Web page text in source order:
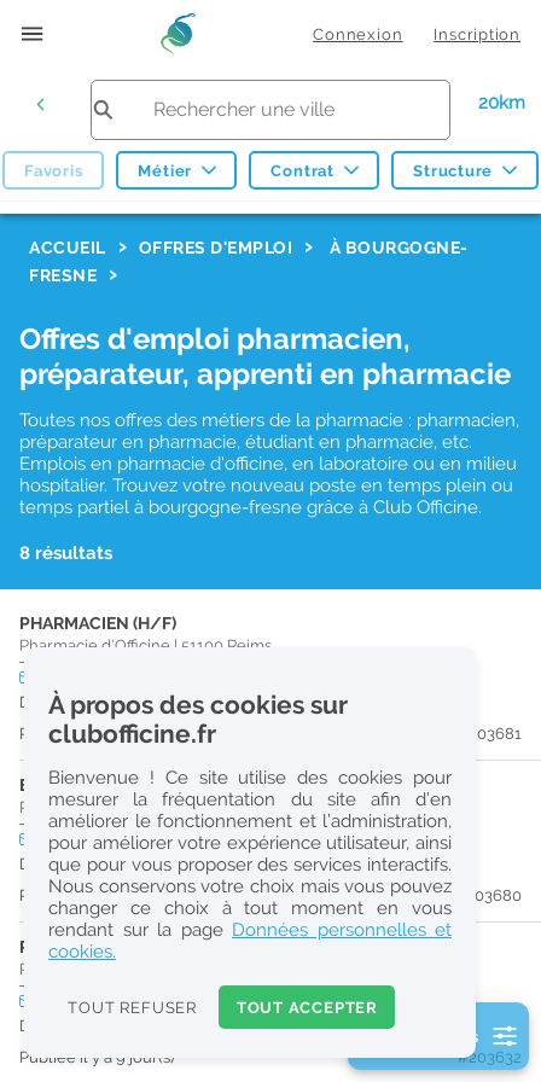
Connexion Inscription
20km
Favoris Métier Contrat Structure
Réinitialiser
2
0
k
Consulter les offres de la France d'outre-mer
ACCUEIL OFFRES D'EMPLOI
À BOURGOGNE-
FRESNE
Offres d'emploi pharmacien,
préparateur, apprenti en pharmacie
Toutes nos offres des métiers de la pharmacie : pharmacien,
préparateur en pharmacie, étudiant en pharmacie, etc.
Emplois en pharmacie d'officine, en laboratoire ou en milieu
hospitalier. Trouvez votre nouveau poste en temps plein ou
temps partiel à bourgogne-fresne grâce à Club Officine.
8 résultats
PHARMACIEN (H/F)
Pharmacie d'Officine | 51100 Reims
Du 31/08/26 au 30/12/26
Publiée il y a 8 jour(s)
#203681
ETUDIANT EN PHARMACIE 6E ANNÉE VALIDÉE (H/F)
Pharmacie d'Officine|51100Reims
CDDtemps partiel
Du 31/08/26 au 30/12/26
Publiée il y a 8 jour(s)
#203680
PRÉPARATEUR EN PHARMACIE (H/F)
Pharmacie d'Officine
CDDtemps plein
Du 30/09/26 au 30/03/27
Publiée il y a 9 jour(s)
#203632
2 filtre(s) actifs
À propos des cookies sur
clubofficine.fr
Bienvenue ! Ce site utilise des cookies pour
mesurer la fréquentation du site afin d’en
améliorer le fonctionnement et l’administration,
pour améliorer votre expérience utilisateur, ainsi
que pour vous proposer des services interactifs.
Nous conservons votre choix mais vous pouvez
changer ce choix à tout moment en vous
rendant sur la page Données personnelles et
cookies.
TOUT REFUSER TOUT ACCEPTER